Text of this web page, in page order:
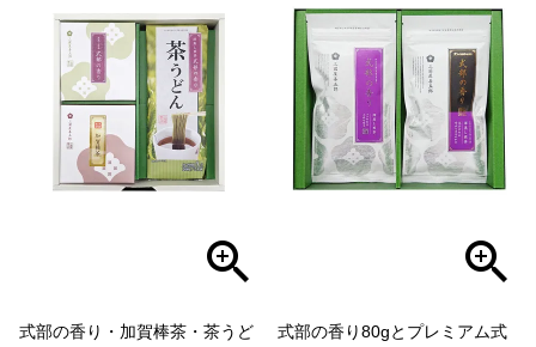
式部の香り・加賀棒茶・茶うど
式部の香り80gとプレミアム式